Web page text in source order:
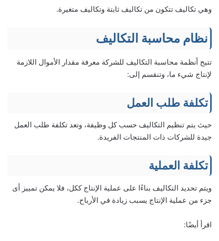
وهي تكاليف تتكون من تكاليف ثابتة وتكاليف متغيرة.
نظام محاسبة التكاليف
تتيح أنظمة محاسبة التكاليف للشركة معرفة مقدار الأموال اللازمة
لإنتاج شيء ما، وتنقسم إلى:
تكلفة طلب العمل
حيث يتم تنظيم التكاليف حسب كل وظيفة، وتعد تكلفة طلب العمل
جيدة للشركات ذات المنتجات الفريدة.
تكلفة العملية
ويتم تحديد التكاليف بناءًا على عملية الإنتاج ككل، فلا يمكن تمييز أى
جزء من عملية الإنتاج يسبب زيادة في الأرباح.
اقرأ أيضًا: